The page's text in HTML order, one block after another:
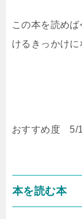
この本を読め
けるきっかけに
おすすめ度 5/
本を読む本